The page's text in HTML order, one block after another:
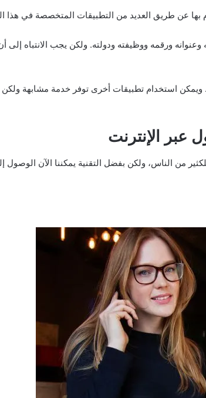
عن طريق العديد من التطبيقات المتخصصة في هذا
ورقمه ووظيفته ودولته. ولكن يجب الانتباه إلى
استخدام تطبيقات أخرى توفر خدمة مشابهة
عبر الإنترنت
من الناس، ولكن بفضل التقنية يمكننا الآن